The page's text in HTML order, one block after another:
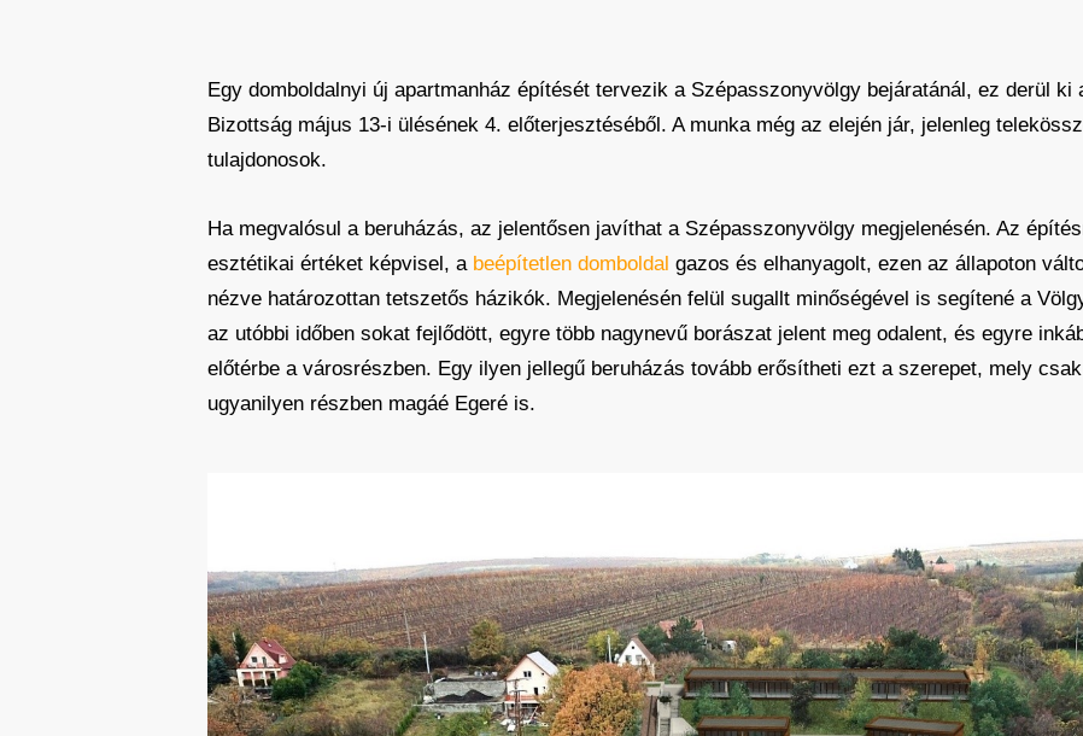
Egy domboldalnyi új apartmanház építését tervezik a Szépasszonyvölgy bejáratánál, ez derül ki
Bizottság május 13-i ülésének 4. előterjesztéséből. A munka még az elején jár, jelenleg
tulajdonosok.
Ha megvalósul a beruházás, az jelentősen javíthat a Szépasszonyvölgy megjelenésén. Az
esztétikai értéket képvisel, a beépítetlen domboldal gazos és elhanyagolt, ezen az állapoton
nézve határozottan tetszetős házikók. Megjelenésén felül sugallt minőségével is segítené a
az utóbbi időben sokat fejlődött, egyre több nagynevű borászat jelent meg odalent, és egyre
előtérbe a városrészben. Egy ilyen jellegű beruházás tovább erősítheti ezt a szerepet, mely
ugyanilyen részben magáé Egeré is.